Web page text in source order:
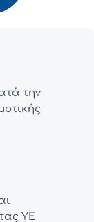
την
ΥΕ